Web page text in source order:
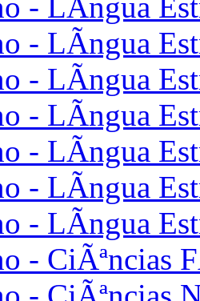
- LÃ­ngua
- LÃ­ngua
- LÃ­ngua
- LÃ­ngua
- LÃ­ngua
- LÃ­ngua
- CiÃªncias